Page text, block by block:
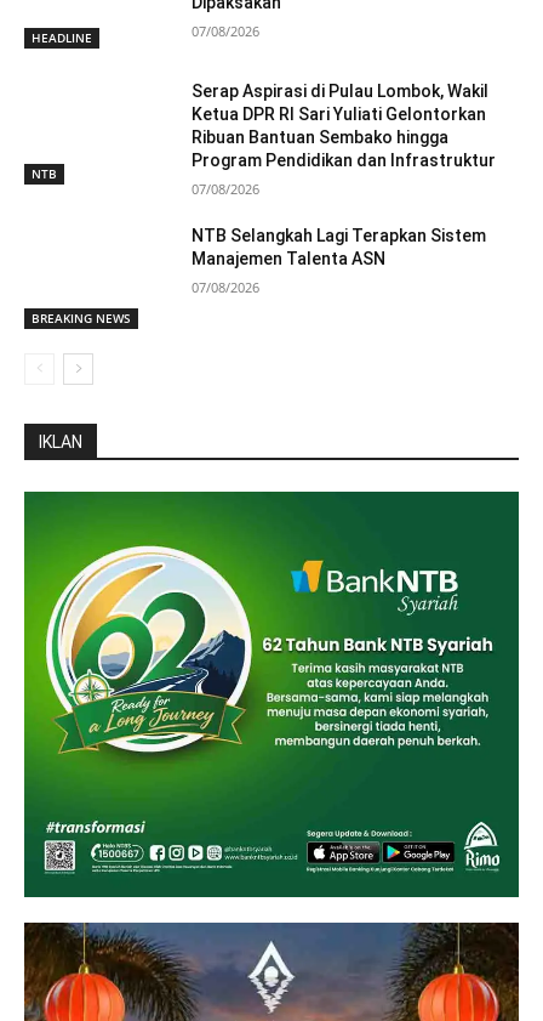
HEADLINE 07/08/2026
NTB
Serap Aspirasi di Pulau Lombok, Wakil
Ketua DPR RI Sari Yuliati Gelontorkan
Ribuan Bantuan Sembako hingga
Program Pendidikan dan Infrastruktur
07/08/2026
BREAKING NEWS
NTB Selangkah Lagi Terapkan Sistem
Manajemen Talenta ASN
07/08/2026
IKLAN